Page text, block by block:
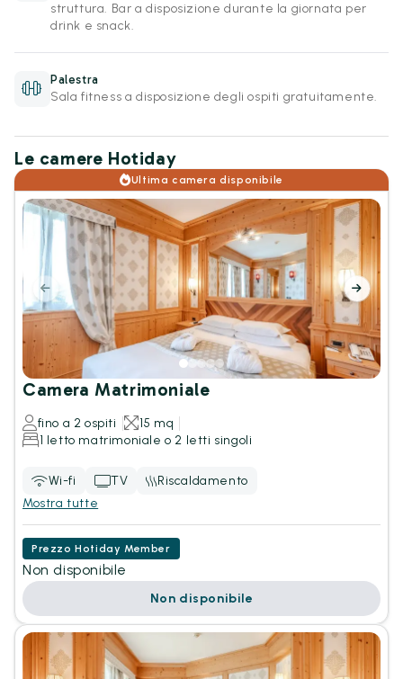
struttura. Bar a disposizione durante la giornata per
drink e snack.
Palestra
Sala fitness a disposizione degli ospiti gratuitamente.
Le camere Hotiday
Ultima camera disponibile
Camera Matrimoniale
fino a 2 ospiti
15 mq
1 letto matrimoniale o 2 letti singoli
Wi-fi TV
Riscaldamento
Mostra tutte
Prezzo Hotiday Member
Non disponibile
Non disponibile